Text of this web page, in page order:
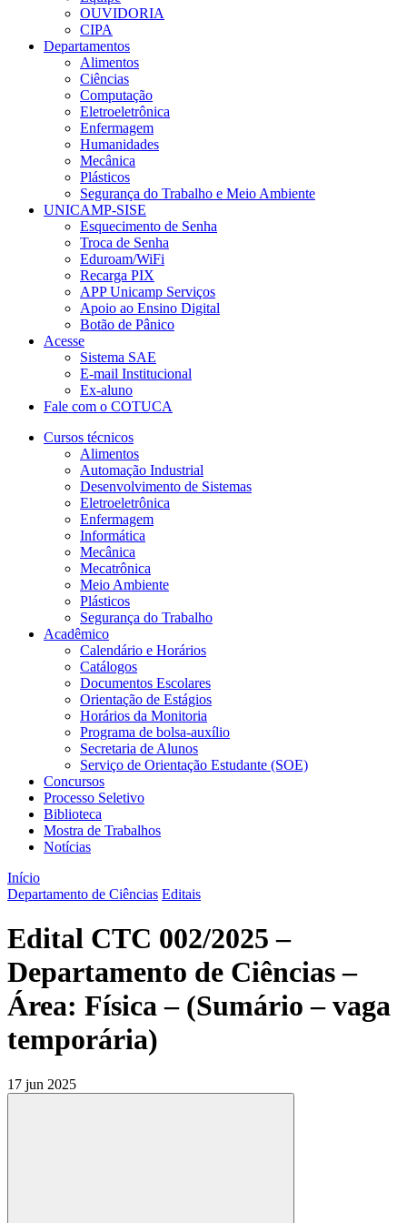
OUVIDORIA
CIPA
Departamentos
Alimentos
Ciências
Computação
Eletroeletrônica
Enfermagem
Humanidades
Mecânica
Plásticos
Segurança do Trabalho e Meio Ambiente
UNICAMP-SISE
Esquecimento de Senha
Troca de Senha
Eduroam/WiFi
Recarga PIX
APP Unicamp Serviços
Apoio ao Ensino Digital
Botão de Pânico
Acesse
Sistema SAE
E-mail Institucional
Ex-aluno
Fale com o COTUCA
Cursos técnicos
Alimentos
Automação Industrial
Desenvolvimento de Sistemas
Eletroeletrônica
Enfermagem
Informática
Mecânica
Mecatrônica
Meio Ambiente
Plásticos
Segurança do Trabalho
Acadêmico
Calendário e Horários
Catálogos
Documentos Escolares
Orientação de Estágios
Horários da Monitoria
Programa de bolsa-auxílio
Secretaria de Alunos
Serviço de Orientação Estudante (SOE)
Concursos
Processo Seletivo
Biblioteca
Mostra de Trabalhos
Notícias
Início
Departamento de Ciências Editais
Edital CTC 002/2025 –
Departamento de Ciências –
Área: Física – (Sumário – vaga
temporária)
17 jun 2025